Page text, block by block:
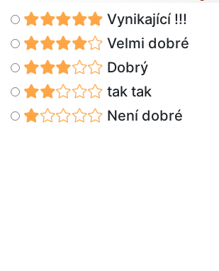
Vynikající !!!
Velmi dobré
Dobrý
tak tak
Není dobré